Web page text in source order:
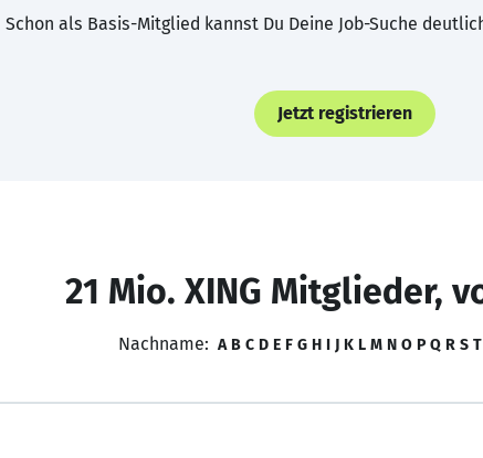
Schon als Basis-Mitglied kannst Du Deine Job-Suche
Jetzt registrieren
21 Mio. XING Mitglieder,
Nachname: A B C D E F G H I J K L M N O P Q R S T